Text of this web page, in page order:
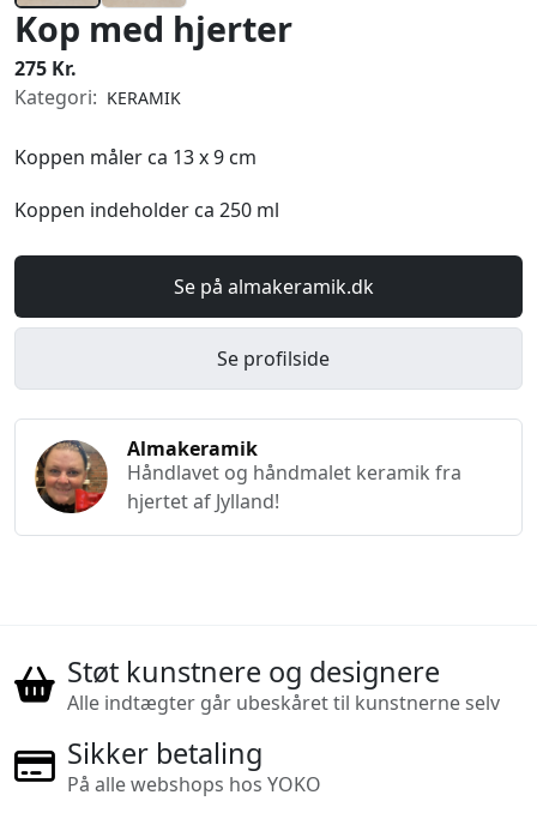
Kop med hjerter
275 Kr.
Kategori: KERAMIK
Koppen måler ca 13 x 9 cm
Koppen indeholder ca 250 ml
Se på almakeramik.dk
Se profilside
Almakeramik
Håndlavet og håndmalet keramik fra
hjertet af Jylland!
Støt kunstnere og designere
Alle indtægter går ubeskåret til kunstnerne selv
Sikker betaling
På alle webshops hos YOKO